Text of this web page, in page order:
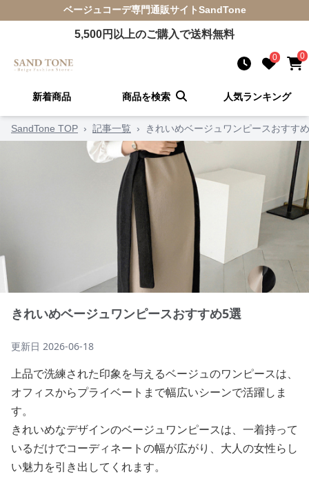
ベージュコーデ専門通販サイトSandTone
5,500円以上のご購入で送料無料
0 0
新着商品 商品を検索 人気ランキング
SandTone TOP › 記事一覧 › きれいめベージュワンピースおすす
きれいめベージュワンピースおすすめ5選
更新日 2026-06-18
上品で洗練された印象を与えるベージュのワンピースは、
オフィスからプライベートまで幅広いシーンで活躍しま
す。
きれいめなデザインのベージュワンピースは、一着持って
いるだけでコーディネートの幅が広がり、大人の女性らし
い魅力を引き出してくれます。